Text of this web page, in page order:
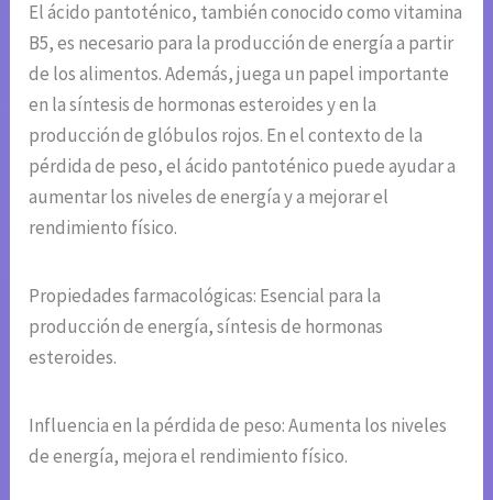
El ácido pantoténico, también conocido como vitamina
B5, es necesario para la producción de energía a partir
de los alimentos. Además, juega un papel importante
en la síntesis de hormonas esteroides y en la
producción de glóbulos rojos. En el contexto de la
pérdida de peso, el ácido pantoténico puede ayudar a
aumentar los niveles de energía y a mejorar el
rendimiento físico.
Propiedades farmacológicas: Esencial para la
producción de energía, síntesis de hormonas
esteroides.
Influencia en la pérdida de peso: Aumenta los niveles
de energía, mejora el rendimiento físico.